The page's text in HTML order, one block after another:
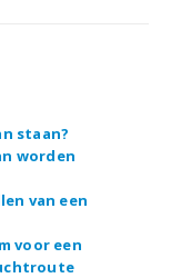
staan?
worden
van een
voor een